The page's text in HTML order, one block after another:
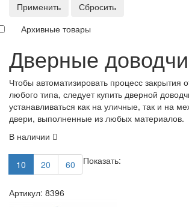
Применить
Сбросить
Архивные товары
Дверные
Чтобы автоматизировать процесс закрытия
любого типа, следует купить дверной
устанавливаться как на уличные, так и на
двери, выполненные из любых материалов.
В наличии
Показать:
10 20 60
Артикул: 8396